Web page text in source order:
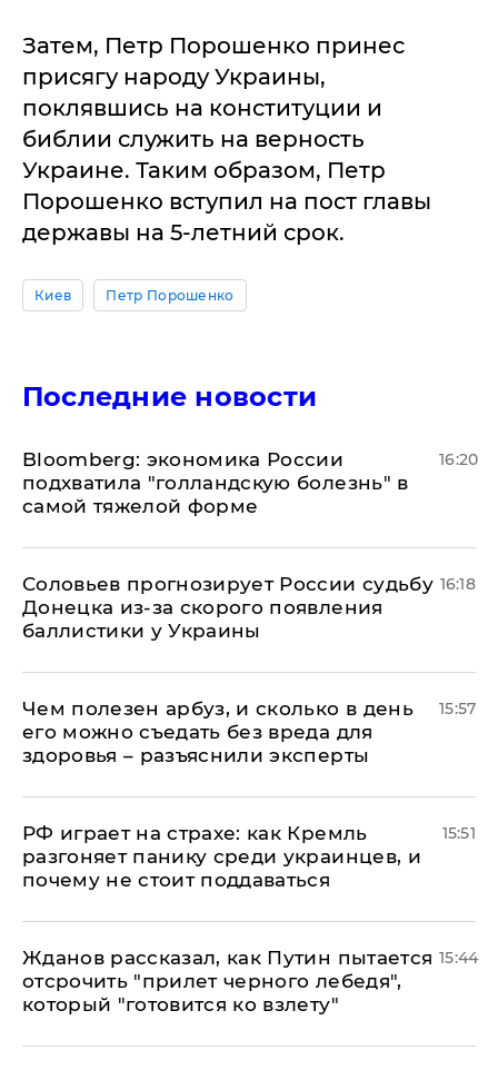
Затем, Петр Порошенко принес
присягу народу Украины,
поклявшись на конституции и
библии служить на верность
Украине. Таким образом, Петр
Порошенко вступил на пост главы
державы на 5-летний срок.
Киев Петр Порошенко
Последние новости
Bloomberg: экономика России
подхватила "голландскую болезнь" в
самой тяжелой форме
16:20
Соловьев прогнозирует России судьбу
Донецка из-за скорого появления
баллистики у Украины
16:18
Чем полезен арбуз, и сколько в день
его можно съедать без вреда для
здоровья – разъяснили эксперты
15:57
РФ играет на страхе: как Кремль
разгоняет панику среди украинцев, и
почему не стоит поддаваться
15:51
Жданов рассказал, как Путин пытается
отсрочить "прилет черного лебедя",
который "готовится ко взлету"
15:44